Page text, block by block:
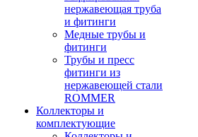
нержавеющая труба
и фитинги
Медные трубы и
фитинги
Трубы и пресс
фитинги из
нержавеющей стали
ROMMER
Коллекторы и
комплектующие